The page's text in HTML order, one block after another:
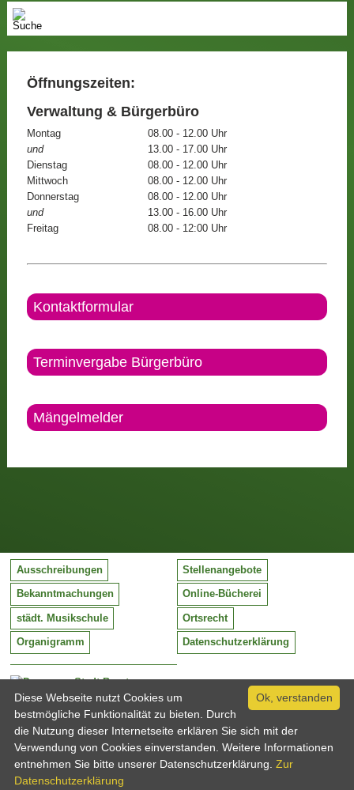
Öffnungszeiten:
Verwaltung & Bürgerbüro
Montag
08.00 - 12.00 Uhr
und
13.00 - 17.00 Uhr
Dienstag
08.00 - 12.00 Uhr
Mittwoch
08.00 - 12.00 Uhr
Donnerstag
08.00 - 12.00 Uhr
und
13.00 - 16.00 Uhr
Freitag
08.00 - 12:00 Uhr
Kontaktformular
Terminvergabe Bürgerbüro
Mängelmelder
Stadt Barntrup
Mittelstraße 38
32683 Barntrup
Tel:
Email:
05263 / 409-0
info@barntrup.de
Ausschreibungen Stellenangebote
Bekanntmachungen Online-Bücherei
städt. Musikschule Ortsrecht
Organigramm Datenschutzerklärung
Ok, verstanden
Diese Webseite nutzt Cookies um
bestmögliche Funktionalität zu bieten. Durch
die Nutzung dieser Internetseite erklären Sie sich mit der
Verwendung von Cookies einverstanden. Weitere Informationen
entnehmen Sie bitte unserer Datenschutzerklärung. Zur
Datenschutzerklärung